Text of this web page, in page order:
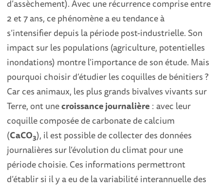
d’assèchement). Avec une récurrence comprise entre
2 et 7 ans, ce phénomène a eu tendance à
s’intensifier depuis la période post-industrielle. Son
impact sur les populations (agriculture, potentielles
inondations) montre l’importance de son étude. Mais
pourquoi choisir d’étudier les coquilles de bénitiers ?
Car ces animaux, les plus grands bivalves vivants sur
Terre, ont unecroissance journalière : avec leur
coquille composée de carbonate de calcium
(CaCO3), il est possible de collecter des données
journalières sur l’évolution du climat pour une
période choisie. Ces informations permettront
d’établir si il y a eu de la variabilité interannuelle des